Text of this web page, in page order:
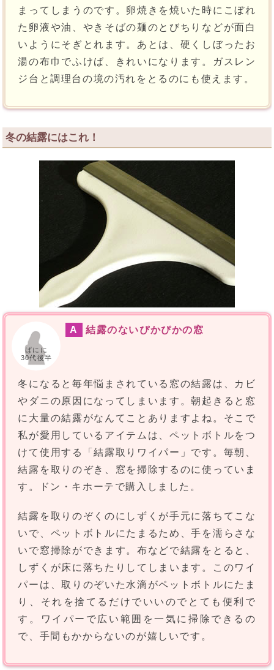
まってしまうのです。卵焼きを焼いた時にこぼれ
た卵液や油、やきそばの麺のとびちりなどが面白
いようにそぎとれます。あとは、硬くしぼったお
湯の布巾でふけば、きれいになります。ガスレン
ジ台と調理台の境の汚れをとるのにも使えます。
冬の結露にはこれ！
ぱにに
30代後半
A 結露のないぴかぴかの窓
冬になると毎年悩まされている窓の結露は、カビ
やダニの原因になってしまいます。朝起きると窓
に大量の結露がなんてことありますよね。そこで
私が愛用しているアイテムは、ペットボトルをつ
けて使用する「結露取りワイパー」です。毎朝、
結露を取りのぞき、窓を掃除するのに使っていま
す。ドン・キホーテで購入しました。
結露を取りのぞくのにしずくが手元に落ちてこな
いで、ペットボトルにたまるため、手を濡らさな
いで窓掃除ができます。布などで結露をとると、
しずくが床に落ちたりしてしまいます。このワイ
パーは、取りのぞいた水滴がペットボトルにたま
り、それを捨てるだけでいいのでとても便利で
す。ワイパーで広い範囲を一気に掃除できるの
で、手間もかからないのが嬉しいです。